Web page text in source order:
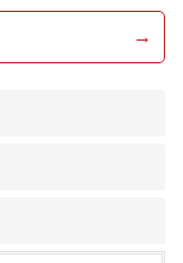
だける、美しく
てお過ごしくだ